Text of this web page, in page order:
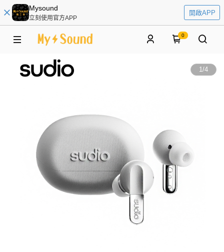
Mysound
立刻使用官方APP
開啟APP
0
1/4